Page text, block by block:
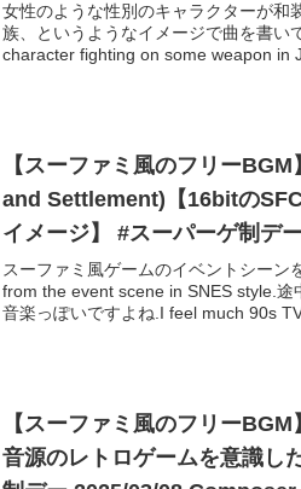
女性のような性別のキャラクターが和
族、というようなイメージで曲を書い
character fighting on some weapon in
【スーファミ風のフリー
and Settlement)【16bitの
イメージ】 #スーパーゲ制デ
スーファミ風ゲームのイベントシーン
from the event scene in SNES style.途
音楽っぽいですよね.I feel much 90s
【スーファミ風のフリー
音源のレトロゲームを意識し